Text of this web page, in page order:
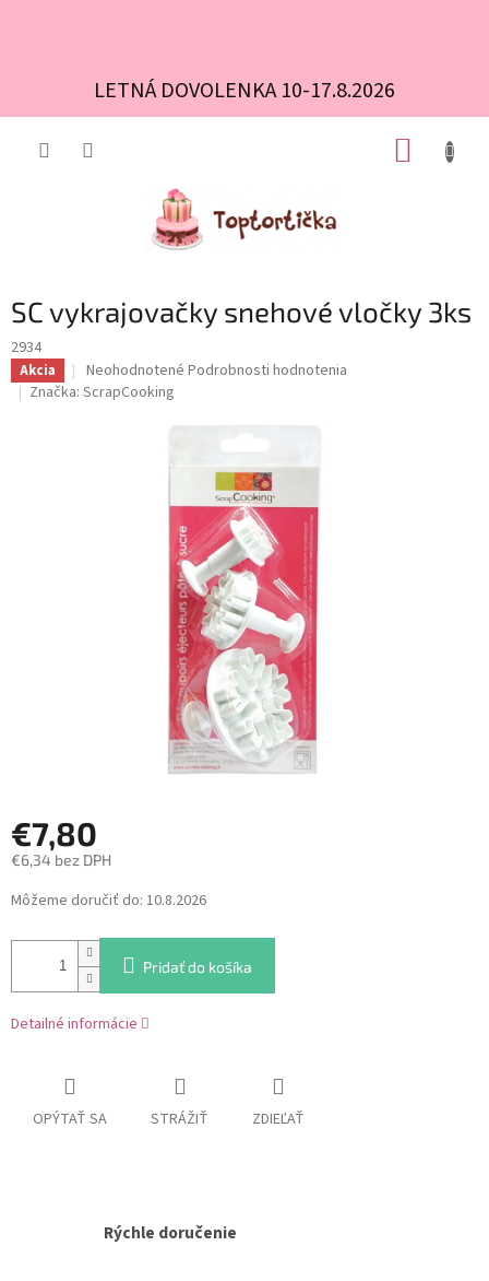
LETNÁ DOVOLENKA 10-17.8.2026
SC vykrajovačky snehové vločky 3ks
2934
Akcia
Priemerné
hodnotenie
Neohodnotené Podrobnosti hodnotenia
Značka: ScrapCooking
€7,80
€6,34 bez DPH
Jednotková
cena:
Môžeme doručiť do: 10.8.2026
Pridať do košíka
Detailné informácie
OPÝTAŤ SA STRÁŽIŤ ZDIEĽAŤ
Rýchle doručenie